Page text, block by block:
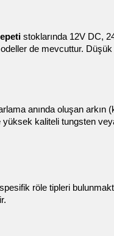
stoklarında 12V DC,
de mevcuttur.
anında oluşan arkın
kaliteli tungsten
röle tipleri